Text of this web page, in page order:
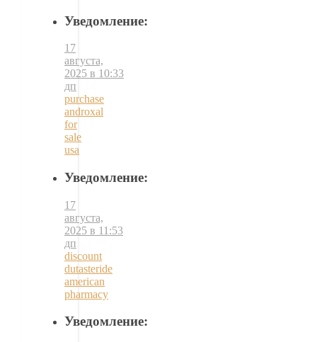
Уведомление:
17
августа,
2025 в 10:33
дп
purchase
androxal
for
sale
usa
Уведомление:
17
августа,
2025 в 11:53
дп
discount
dutasteride
american
pharmacy
Уведомление: